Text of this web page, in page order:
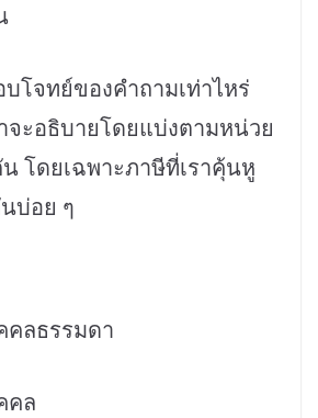
โจทย์ของคำถามเท่าไหร่
จะอธิบายโดยแบ่งตามหน่วย
โดยเฉพาะภาษีที่เราคุ้นหู
บ่อย ๆ
คลธรรมดา
คล